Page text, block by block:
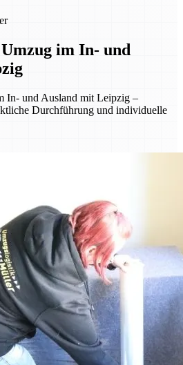
im In- und
In- und Ausland mit Leipzig –
Durchführung und individuelle